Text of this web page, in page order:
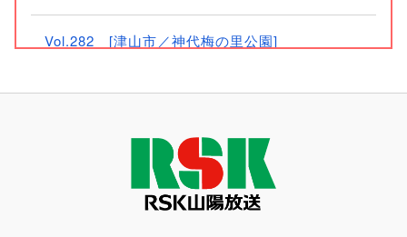
Vol.282 [津山市／神代梅の里公園]
Vol.281 [津山市／美作滝尾駅]
Vol.280 [津山市／衆楽園]
Vol.279 [津山市／美作滝尾駅舎内]